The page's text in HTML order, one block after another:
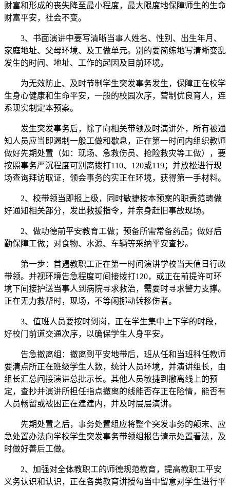
财富和形成的丧失降至最小程度，最大限度地保障师生的生命
财富平安，社会不变。
3、书面演讲中要写清晰当事人姓名、性别、出生年月、
家庭地址、父母环境、及工做单元。别的要简练地写清晰变乱
发生的时间、地址、工作的起因及目前环境。
为无效防止、及时节制学生突发事务发生，保障正在校学
生身心健康和生命平安，一般的校园次序，营制优良育人，连
系现实制定本预案。
发生突发事务后，除了向相关带领及时演讲外，所有被通
知人员应当即遏制一般工做和歇息，正在第一时间内组织教师
做好先期处置（如：现场、急救伤员、抢险救灾等工做），要
按照事务严沉程度可别离拨打110、120或119；并放松进行现
场查询拜访取证，领会事务的实正在环境，获得第一手材料。
2、校带领当即报上级，同时敏捷按本预案的职责范畴做
好通知相关部分，发出救援指令，并亲身赶旧事故现场。
2、做功德前平安教育工做；预备所需常备药品；做好后
勤保障工做；对食物、水源、车辆等采纳平安查抄。
第一步：首遇教职工正在第一时间演讲学校当天值日行政
带领。并视环境告急程度可间接拨打120，或正在前提许可环
境下间接护送当事人到病院寻求救治，需要时寻求警力支撑。
正在无力救帮时，现场，不等闲挪动转移伤者。
3、值班人员要按时到岗，正在学生集中上下学的时段，
好校门前道交通次序，以确保学生人身平安。
告急撤离组：撤离到平安地带后，班从任和当班科任教师
要清点所正在班级学生人数，统计人员环境，并演讲组长，由
组长汇总间接演讲总批示长。其他人员敏捷到撤离线上的预
定，查抄并演讲所担任指点撤离的线能否存正在险情，能否有
人员畅留或被困正在建建内，并及时层层演讲。
先期处置之后，事务处置组应将整个突发事务的颠末、应
急处置办法向学校学生突发事务带领组报告请示处置看法，及
时做好善后工做。
2、加强对全体教职工的师德规范教育，提高教职工平安
义务认识和认识，正在各类教育讲授勾当中留意对学生进行平